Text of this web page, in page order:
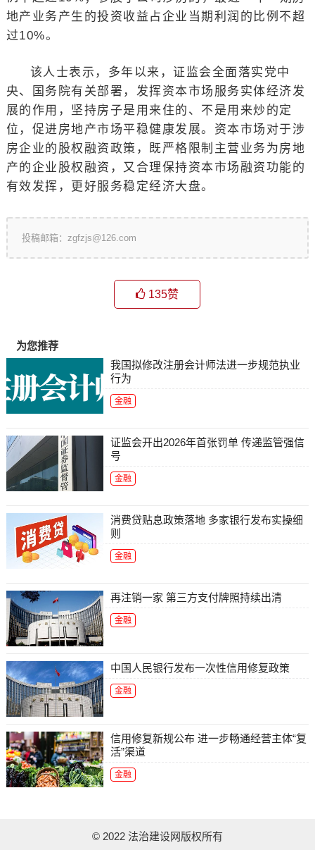
地产业务产生的投资收益占企业当期利润的比例不超
过10%。
该人士表示，多年以来，证监会全面落实党中
央、国务院有关部署，发挥资本市场服务实体经济发
展的作用，坚持房子是用来住的、不是用来炒的定
位，促进房地产市场平稳健康发展。资本市场对于涉
房企业的股权融资政策，既严格限制主营业务为房地
产的企业股权融资，又合理保持资本市场融资功能的
有效发挥，更好服务稳定经济大盘。
投稿邮箱：zgfzjs@126.com
135赞
为您推荐
我国拟修改注册会计师法进一步规范执业
行为
金融
证监会开出2026年首张罚单 传递监管强信
号
金融
消费贷贴息政策落地 多家银行发布实操细
则
金融
再注销一家 第三方支付牌照持续出清
金融
中国人民银行发布一次性信用修复政策
金融
信用修复新规公布 进一步畅通经营主体“复
活”渠道
金融
© 2022 法治建设网版权所有